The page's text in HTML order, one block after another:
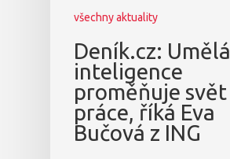
všechny aktuality
Deník.cz: Umělá
inteligence
proměňuje svět
práce, říká Eva
Bučová z ING